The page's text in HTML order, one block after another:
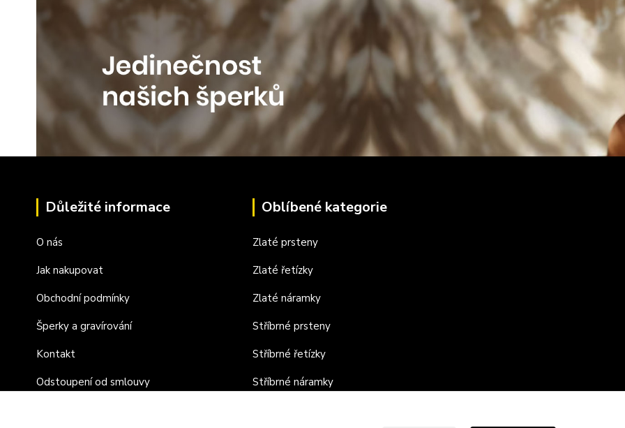
Důležité informace
O nás
Jak nakupovat
Obchodní podmínky
Šperky a gravírování
Kontakt
Odstoupení od smlouvy
Oblíbené kategorie
Zlaté prsteny
Zlaté řetízky
Zlaté náramky
Stříbrné prsteny
Stříbrné řetízky
Stříbrné náramky